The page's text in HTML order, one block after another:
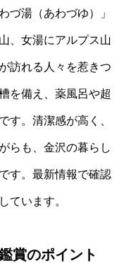
づ湯（あわづゆ）」
、女湯にアルプス山
訪れる人々を惹きつ
を備え、薬風呂や超
す。清潔感が高く、
らも、金沢の暮らし
す。最新情報で確認
ています。
賞のポイント